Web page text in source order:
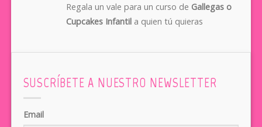
Regala un vale para un curso de Gallegas o
Cupcakes Infantila quien tú quieras
SUSCRÍBETE A NUESTRO NEWSLETTER
Email